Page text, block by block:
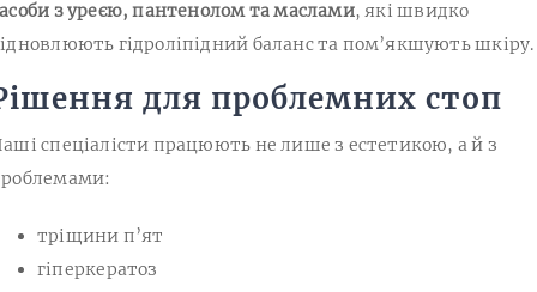
з уреєю, пантенолом та маслами, які швидко
гідроліпідний баланс та пом’якшують шкіру.
для проблемних стоп
спеціалісти працюють не лише з естетикою, а й з
тріщини п’ят
гіперкератоз